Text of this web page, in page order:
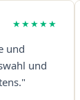
★★★★★
und
und